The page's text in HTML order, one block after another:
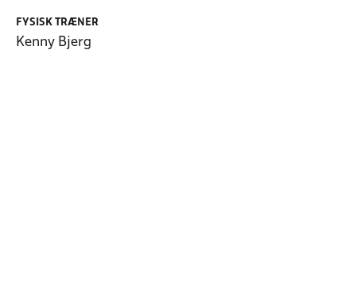
FYSISK TRÆNER
Kenny Bjerg